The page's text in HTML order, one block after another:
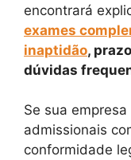
encontrará
exames
inaptidão,
dúvidas
Se sua
admissionais
conformidade